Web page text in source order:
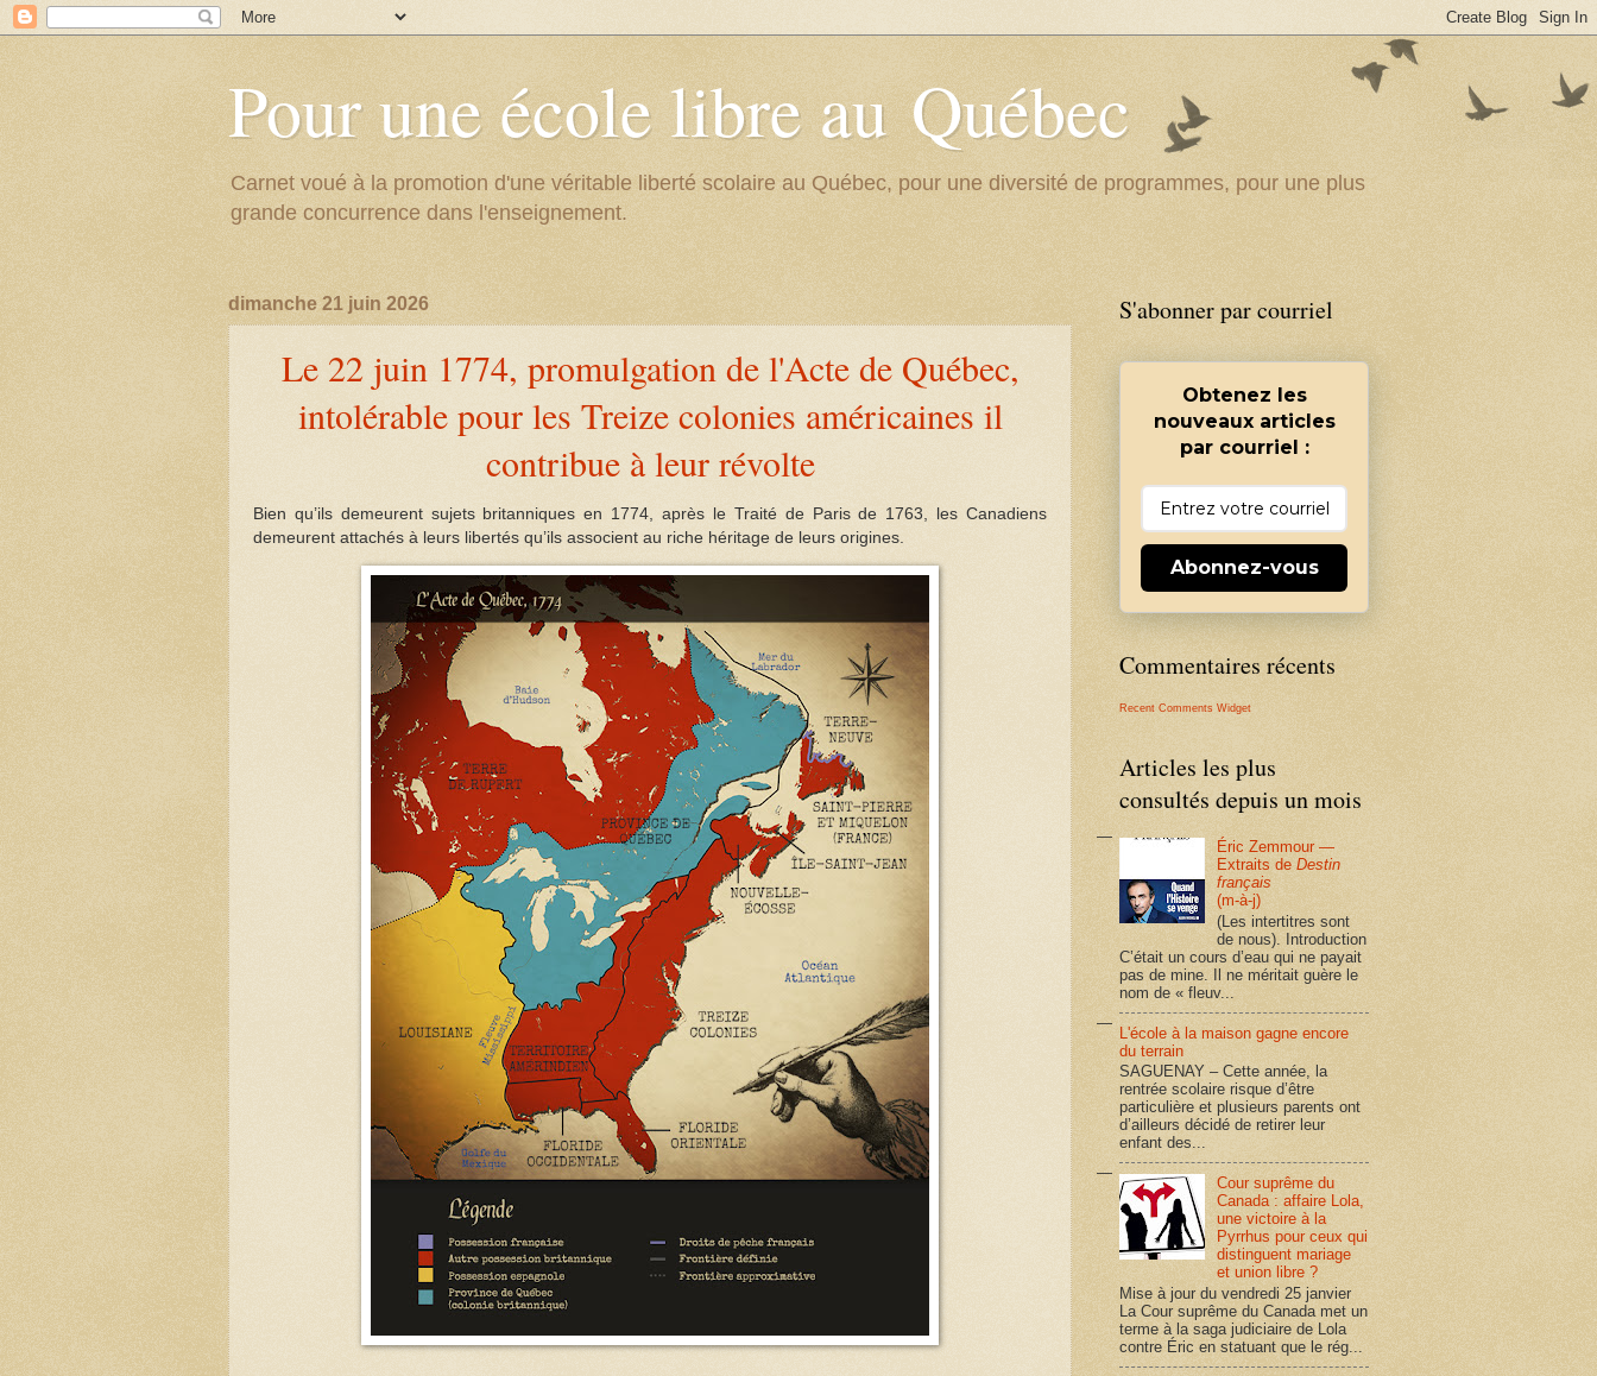
Pour une école libre au Québec
Carnet voué à la promotion d'une véritable liberté scolaire au Québec, pour une diversité de programmes, pour une plus
grande concurrence dans l'enseignement.
dimanche 21 juin 2026
Le 22 juin 1774, promulgation de l'Acte de Québec,
intolérable pour les Treize colonies américaines il
contribue à leur révolte
Bien qu’ils demeurent sujets britanniques en 1774, après le Traité de Paris de 1763, les Canadiens
demeurent attachés à leurs libertés qu’ils associent au riche héritage de leurs origines.
S'abonner par courriel
Obtenez les
nouveaux articles
par courriel :
Abonnez-vous
Commentaires récents
Recent Comments Widget
Articles les plus
consultés depuis un mois
Éric Zemmour —
Extraits deDestin
français
(m-à-j)
(Les intertitres sont
de nous). Introduction
C’était un cours d’eau qui ne payait
pas de mine. Il ne méritait guère le
nom de « fleuv...
L'école à la maison gagne encore
du terrain
SAGUENAY – Cette année, la
rentrée scolaire risque d’être
particulière et plusieurs parents ont
d’ailleurs décidé de retirer leur
enfant des...
Cour suprême du
Canada : affaire Lola,
une victoire à la
Pyrrhus pour ceux qui
distinguent mariage
et union libre ?
Mise à jour du vendredi 25 janvier
La Cour suprême du Canada met un
terme à la saga judiciaire de Lola
contre Éric en statuant que le rég...